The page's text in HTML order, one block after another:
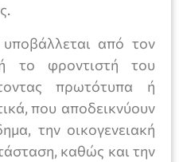
από τον
το φροντιστή του
πρωτότυπα ή
που αποδεικνύουν
την οικογενειακή
καθώς και την